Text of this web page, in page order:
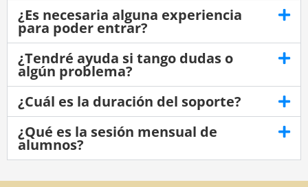
¿Es necesaria alguna experiencia
para poder entrar?
¿Tendré ayuda si tango dudas o
algún problema?
¿Cuál es la duración del soporte?
¿Qué es la sesión mensual de
alumnos?